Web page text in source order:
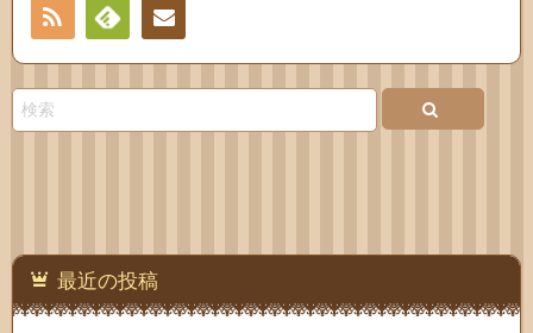
RSS
Feedlyお問
最近の投稿